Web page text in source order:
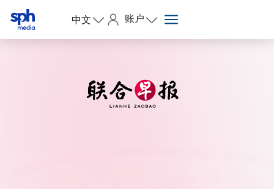
中文 账户